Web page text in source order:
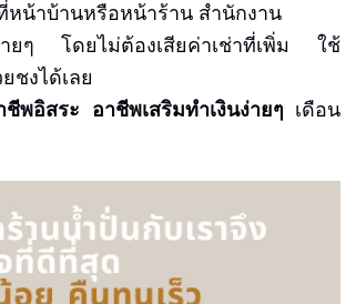
หน้าบ้านหรือหน้าร้าน สำนักงาน
ายๆ โดยไม่ต้องเสียค่าเช่าที่เพิ่ม ใช้
ชงได้เลย
ชีพอิสระ อาชีพเสริมทำเงินง่ายๆ เดือน